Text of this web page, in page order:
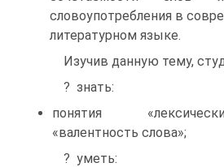
словоупотребления в
литературном языке.
Изучив данную тему,
? знать:
понятия
«валентность слова»;
? уметь: